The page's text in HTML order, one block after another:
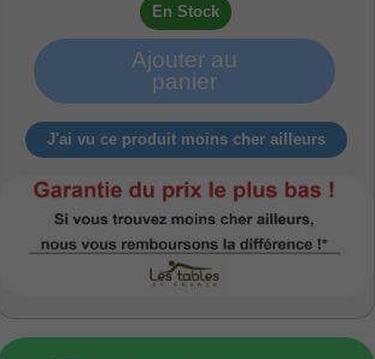
En Stock
Ajouter au
panier
J'ai vu ce produit moins cher ailleurs